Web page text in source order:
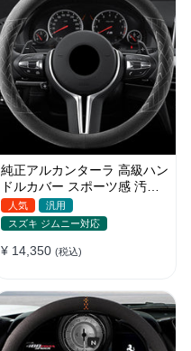
純正アルカンターラ 高級ハン
ドルカバー スポーツ感 汚れ
防止 おしゃれ 全車種対応
37~38CM
人気
汎用
スズキ ジムニー対応
¥ 14,350 (税込)